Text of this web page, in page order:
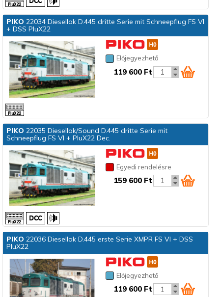
PIKO 22034 Diesellok D.445 dritte Serie mit Schneepflug FS VI
+ DSS PluX22
Előjegyezhető
119 600 Ft
PIKO 22035 Diesellok/Sound D.445 dritte Serie mit
Schneepflug FS VI + PluX22 Dec.
Egyedi rendelésre
159 600 Ft
PIKO 22036 Diesellok D.445 erste Serie XMPR FS VI + DSS
PluX22
Előjegyezhető
119 600 Ft